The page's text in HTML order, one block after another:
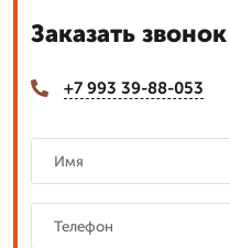
Заказать
+7 993 39-88-053